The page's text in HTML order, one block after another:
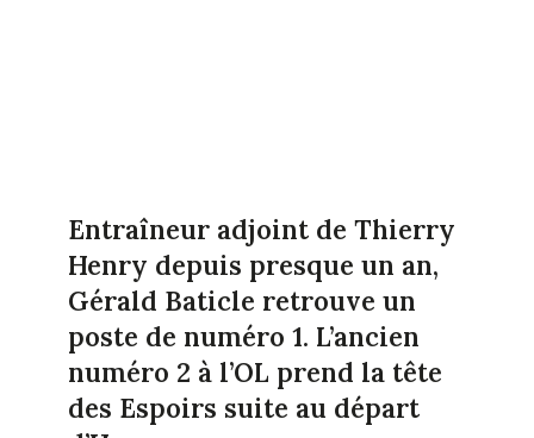
Entraîneur adjoint de Thierry
Henry depuis presque un an,
Gérald Baticle retrouve un
poste de numéro 1. L’ancien
numéro 2 à l’OL prend la tête
des Espoirs suite au départ